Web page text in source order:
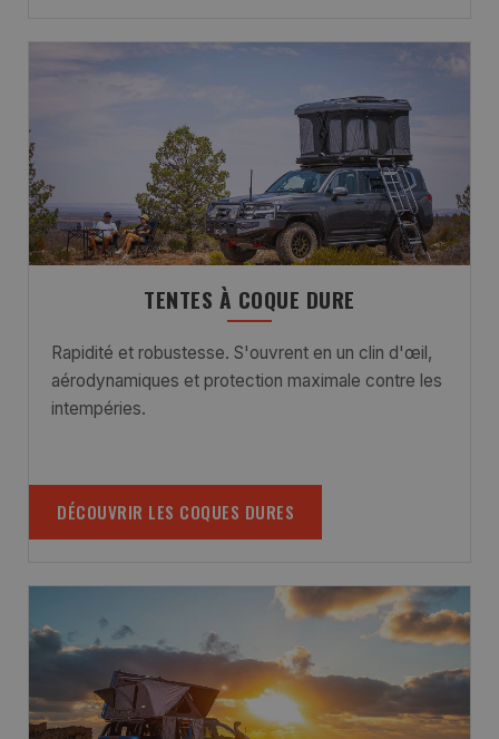
TENTES À COQUE DURE
Rapidité et robustesse. S'ouvrent en un clin d'œil,
aérodynamiques et protection maximale contre les
intempéries.
DÉCOUVRIR LES COQUES DURES